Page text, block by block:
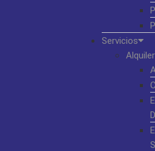
Servicios
Alquiler